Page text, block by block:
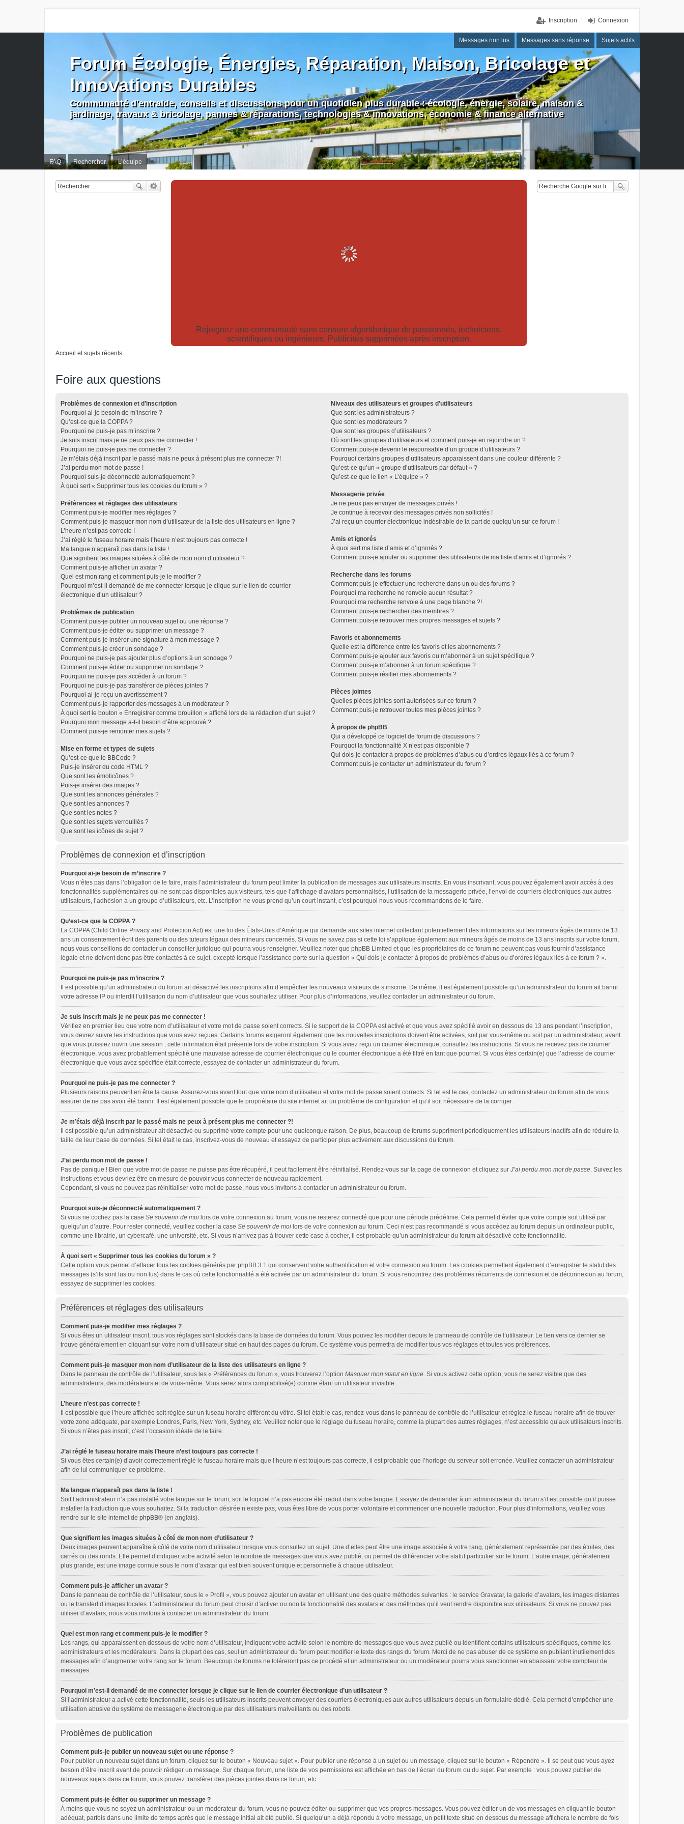
Connexion
Inscription
Messages non lus Messages sans réponse Sujets actifs
FAQ Rechercher L’équipe
Forum Écologie, Énergies, Réparation, Maison, Bricolage et
Innovations Durables
Communauté d'entraide, conseils et discussions pour un quotidien plus durable : écologie, énergie, solaire, maison &
jardinage, travaux & bricolage, pannes & réparations, technologies & innovations, économie & finance alternative
Rejoignez une communauté sans censure algorithmique de passionnés, techniciens,
scientifiques ou ingénieurs. Publicités supprimées après inscription.
Accueil et sujets récents
Foire aux questions
Problèmes de connexion et d’inscription
Pourquoi ai-je besoin de m’inscrire ?
Qu’est-ce que la COPPA ?
Pourquoi ne puis-je pas m’inscrire ?
Je suis inscrit mais je ne peux pas me connecter !
Pourquoi ne puis-je pas me connecter ?
Je m’étais déjà inscrit par le passé mais ne peux à présent plus me connecter ?!
J’ai perdu mon mot de passe !
Pourquoi suis-je déconnecté automatiquement ?
À quoi sert « Supprimer tous les cookies du forum » ?
Préférences et réglages des utilisateurs
Comment puis-je modifier mes réglages ?
Comment puis-je masquer mon nom d’utilisateur de la liste des utilisateurs en ligne ?
L’heure n’est pas correcte !
J’ai réglé le fuseau horaire mais l’heure n’est toujours pas correcte !
Ma langue n’apparaît pas dans la liste !
Que signifient les images situées à côté de mon nom d’utilisateur ?
Comment puis-je afficher un avatar ?
Quel est mon rang et comment puis-je le modifier ?
Pourquoi m’est-il demandé de me connecter lorsque je clique sur le lien de courrier
électronique d’un utilisateur ?
Problèmes de publication
Comment puis-je publier un nouveau sujet ou une réponse ?
Comment puis-je éditer ou supprimer un message ?
Comment puis-je insérer une signature à mon message ?
Comment puis-je créer un sondage ?
Pourquoi ne puis-je pas ajouter plus d’options à un sondage ?
Comment puis-je éditer ou supprimer un sondage ?
Pourquoi ne puis-je pas accéder à un forum ?
Pourquoi ne puis-je pas transférer de pièces jointes ?
Pourquoi ai-je reçu un avertissement ?
Comment puis-je rapporter des messages à un modérateur ?
À quoi sert le bouton « Enregistrer comme brouillon » affiché lors de la rédaction d’un sujet ?
Pourquoi mon message a-t-il besoin d’être approuvé ?
Comment puis-je remonter mes sujets ?
Mise en forme et types de sujets
Qu’est-ce que le BBCode ?
Puis-je insérer du code HTML ?
Que sont les émoticônes ?
Puis-je insérer des images ?
Que sont les annonces générales ?
Que sont les annonces ?
Que sont les notes ?
Que sont les sujets verrouillés ?
Que sont les icônes de sujet ?
Niveaux des utilisateurs et groupes d’utilisateurs
Que sont les administrateurs ?
Que sont les modérateurs ?
Que sont les groupes d’utilisateurs ?
Où sont les groupes d’utilisateurs et comment puis-je en rejoindre un ?
Comment puis-je devenir le responsable d’un groupe d’utilisateurs ?
Pourquoi certains groupes d’utilisateurs apparaissent dans une couleur différente ?
Qu’est-ce qu’un « groupe d’utilisateurs par défaut » ?
Qu’est-ce que le lien « L’équipe » ?
Messagerie privée
Je ne peux pas envoyer de messages privés !
Je continue à recevoir des messages privés non sollicités !
J’ai reçu un courrier électronique indésirable de la part de quelqu’un sur ce forum !
Amis et ignorés
À quoi sert ma liste d’amis et d’ignorés ?
Comment puis-je ajouter ou supprimer des utilisateurs de ma liste d’amis et d’ignorés ?
Recherche dans les forums
Comment puis-je effectuer une recherche dans un ou des forums ?
Pourquoi ma recherche ne renvoie aucun résultat ?
Pourquoi ma recherche renvoie à une page blanche ?!
Comment puis-je rechercher des membres ?
Comment puis-je retrouver mes propres messages et sujets ?
Favoris et abonnements
Quelle est la différence entre les favoris et les abonnements ?
Comment puis-je ajouter aux favoris ou m’abonner à un sujet spécifique ?
Comment puis-je m’abonner à un forum spécifique ?
Comment puis-je résilier mes abonnements ?
Pièces jointes
Quelles pièces jointes sont autorisées sur ce forum ?
Comment puis-je retrouver toutes mes pièces jointes ?
À propos de phpBB
Qui a développé ce logiciel de forum de discussions ?
Pourquoi la fonctionnalité X n’est pas disponible ?
Qui dois-je contacter à propos de problèmes d’abus ou d’ordres légaux liés à ce forum ?
Comment puis-je contacter un administrateur du forum ?
Problèmes de connexion et d’inscription
Pourquoi ai-je besoin de m’inscrire ?
Vous n’êtes pas dans l’obligation de le faire, mais l’administrateur du forum peut limiter la publication de messages aux utilisateurs inscrits. En vous inscrivant, vous pouvez également avoir accès à des
fonctionnalités supplémentaires qui ne sont pas disponibles aux visiteurs, tels que l’affichage d’avatars personnalisés, l’utilisation de la messagerie privée, l’envoi de courriers électroniques aux autres
utilisateurs, l’adhésion à un groupe d’utilisateurs, etc. L’inscription ne vous prend qu’un court instant, c’est pourquoi nous vous recommandons de le faire.
Qu’est-ce que la COPPA ?
La COPPA (Child Online Privacy and Protection Act) est une loi des États-Unis d’Amérique qui demande aux sites internet collectant potentiellement des informations sur les mineurs âgés de moins de 13
ans un consentement écrit des parents ou des tuteurs légaux des mineurs concernés. Si vous ne savez pas si cette loi s’applique également aux mineurs âgés de moins de 13 ans inscrits sur votre forum,
nous vous conseillons de contacter un conseiller juridique qui pourra vous renseigner. Veuillez noter que phpBB Limited et que les propriétaires de ce forum ne peuvent pas vous fournir d’assistance
légale et ne doivent donc pas être contactés à ce sujet, excepté lorsque l’assistance porte sur la question « Qui dois-je contacter à propos de problèmes d’abus ou d’ordres légaux liés à ce forum ? ».
Pourquoi ne puis-je pas m’inscrire ?
Il est possible qu’un administrateur du forum ait désactivé les inscriptions afin d’empêcher les nouveaux visiteurs de s’inscrire. De même, il est également possible qu’un administrateur du forum ait banni
votre adresse IP ou interdit l’utilisation du nom d’utilisateur que vous souhaitez utiliser. Pour plus d’informations, veuillez contacter un administrateur du forum.
Je suis inscrit mais je ne peux pas me connecter !
Vérifiez en premier lieu que votre nom d’utilisateur et votre mot de passe soient corrects. Si le support de la COPPA est activé et que vous avez spécifié avoir en dessous de 13 ans pendant l’inscription,
vous devrez suivre les instructions que vous avez reçues. Certains forums exigeront également que les nouvelles inscriptions doivent être activées, soit par vous-même ou soit par un administrateur, avant
que vous puissiez ouvrir une session ; cette information était présente lors de votre inscription. Si vous aviez reçu un courrier électronique, consultez les instructions. Si vous ne recevez pas de courrier
électronique, vous avez probablement spécifié une mauvaise adresse de courrier électronique ou le courrier électronique a été filtré en tant que pourriel. Si vous êtes certain(e) que l’adresse de courrier
électronique que vous avez spécifiée était correcte, essayez de contacter un administrateur du forum.
Pourquoi ne puis-je pas me connecter ?
Plusieurs raisons peuvent en être la cause. Assurez-vous avant tout que votre nom d’utilisateur et votre mot de passe soient corrects. Si tel est le cas, contactez un administrateur du forum afin de vous
assurer de ne pas avoir été banni. Il est également possible que le propriétaire du site internet ait un problème de configuration et qu’il soit nécessaire de la corriger.
Je m’étais déjà inscrit par le passé mais ne peux à présent plus me connecter ?!
Il est possible qu’un administrateur ait désactivé ou supprimé votre compte pour une quelconque raison. De plus, beaucoup de forums suppriment périodiquement les utilisateurs inactifs afin de réduire la
taille de leur base de données. Si tel était le cas, inscrivez-vous de nouveau et essayez de participer plus activement aux discussions du forum.
J’ai perdu mon mot de passe !
Pas de panique ! Bien que votre mot de passe ne puisse pas être récupéré, il peut facilement être réinitialisé. Rendez-vous sur la page de connexion et cliquez sur J’ai perdu mon mot de passe. Suivez les
instructions et vous devriez être en mesure de pouvoir vous connecter de nouveau rapidement.
Cependant, si vous ne pouvez pas réinitialiser votre mot de passe, nous vous invitons à contacter un administrateur du forum.
Pourquoi suis-je déconnecté automatiquement ?
Si vous ne cochez pas la case Se souvenir de moi lors de votre connexion au forum, vous ne resterez connecté que pour une période prédéfinie. Cela permet d’éviter que votre compte soit utilisé par
quelqu’un d’autre. Pour rester connecté, veuillez cocher la case Se souvenir de moi lors de votre connexion au forum. Ceci n’est pas recommandé si vous accédez au forum depuis un ordinateur public,
comme une librairie, un cybercafé, une université, etc. Si vous n’arrivez pas à trouver cette case à cocher, il est probable qu’un administrateur du forum ait désactivé cette fonctionnalité.
À quoi sert « Supprimer tous les cookies du forum » ?
Cette option vous permet d’effacer tous les cookies générés par phpBB 3.1 qui conservent votre authentification et votre connexion au forum. Les cookies permettent également d’enregistrer le statut des
messages (s’ils sont lus ou non lus) dans le cas où cette fonctionnalité a été activée par un administrateur du forum. Si vous rencontrez des problèmes récurrents de connexion et de déconnexion au forum,
essayez de supprimer les cookies.
Préférences et réglages des utilisateurs
Comment puis-je modifier mes réglages ?
Si vous êtes un utilisateur inscrit, tous vos réglages sont stockés dans la base de données du forum. Vous pouvez les modifier depuis le panneau de contrôle de l’utilisateur. Le lien vers ce dernier se
trouve généralement en cliquant sur votre nom d’utilisateur situé en haut des pages du forum. Ce système vous permettra de modifier tous vos réglages et toutes vos préférences.
Comment puis-je masquer mon nom d’utilisateur de la liste des utilisateurs en ligne ?
Dans le panneau de contrôle de l’utilisateur, sous les « Préférences du forum », vous trouverez l’option Masquer mon statut en ligne. Si vous activez cette option, vous ne serez visible que des
administrateurs, des modérateurs et de vous-même. Vous serez alors comptabilisé(e) comme étant un utilisateur invisible.
L’heure n’est pas correcte !
Il est possible que l’heure affichée soit réglée sur un fuseau horaire différent du vôtre. Si tel était le cas, rendez-vous dans le panneau de contrôle de l’utilisateur et réglez le fuseau horaire afin de trouver
votre zone adéquate, par exemple Londres, Paris, New York, Sydney, etc. Veuillez noter que le réglage du fuseau horaire, comme la plupart des autres réglages, n’est accessible qu’aux utilisateurs inscrits.
Si vous n’êtes pas inscrit, c’est l’occasion idéale de le faire.
J’ai réglé le fuseau horaire mais l’heure n’est toujours pas correcte !
Si vous êtes certain(e) d’avoir correctement réglé le fuseau horaire mais que l’heure n’est toujours pas correcte, il est probable que l’horloge du serveur soit erronée. Veuillez contacter un administrateur
afin de lui communiquer ce problème.
Ma langue n’apparaît pas dans la liste !
Soit l’administrateur n’a pas installé votre langue sur le forum, soit le logiciel n’a pas encore été traduit dans votre langue. Essayez de demander à un administrateur du forum s’il est possible qu’il puisse
installer la traduction que vous souhaitez. Si la traduction désirée n’existe pas, vous êtes libre de vous porter volontaire et commencer une nouvelle traduction. Pour plus d’informations, veuillez vous
rendre sur le site internet de phpBB® (en anglais).
Que signifient les images situées à côté de mon nom d’utilisateur ?
Deux images peuvent apparaître à côté de votre nom d’utilisateur lorsque vous consultez un sujet. Une d’elles peut être une image associée à votre rang, généralement représentée par des étoiles, des
carrés ou des ronds. Elle permet d’indiquer votre activité selon le nombre de messages que vous avez publié, ou permet de différencier votre statut particulier sur le forum. L’autre image, généralement
plus grande, est une image connue sous le nom d’avatar qui est bien souvent unique et personnelle à chaque utilisateur.
Comment puis-je afficher un avatar ?
Dans le panneau de contrôle de l’utilisateur, sous le « Profil », vous pouvez ajouter un avatar en utilisant une des quatre méthodes suivantes : le service Gravatar, la galerie d’avatars, les images distantes
ou le transfert d’images locales. L’administrateur du forum peut choisir d’activer ou non la fonctionnalité des avatars et des méthodes qu’il veut rendre disponible aux utilisateurs. Si vous ne pouvez pas
utiliser d’avatars, nous vous invitons à contacter un administrateur du forum.
Quel est mon rang et comment puis-je le modifier ?
Les rangs, qui apparaissent en dessous de votre nom d’utilisateur, indiquent votre activité selon le nombre de messages que vous avez publié ou identifient certains utilisateurs spécifiques, comme les
administrateurs et les modérateurs. Dans la plupart des cas, seul un administrateur du forum peut modifier le texte des rangs du forum. Merci de ne pas abuser de ce système en publiant inutilement des
messages afin d’augmenter votre rang sur le forum. Beaucoup de forums ne toléreront pas ce procédé et un administrateur ou un modérateur pourra vous sanctionner en abaissant votre compteur de
messages.
Pourquoi m’est-il demandé de me connecter lorsque je clique sur le lien de courrier électronique d’un utilisateur ?
Si l’administrateur a activé cette fonctionnalité, seuls les utilisateurs inscrits peuvent envoyer des courriers électroniques aux autres utilisateurs depuis un formulaire dédié. Cela permet d’empêcher une
utilisation abusive du système de messagerie électronique par des utilisateurs malveillants ou des robots.
Problèmes de publication
Comment puis-je publier un nouveau sujet ou une réponse ?
Pour publier un nouveau sujet dans un forum, cliquez sur le bouton « Nouveau sujet ». Pour publier une réponse à un sujet ou un message, cliquez sur le bouton « Répondre ». Il se peut que vous ayez
besoin d’être inscrit avant de pouvoir rédiger un message. Sur chaque forum, une liste de vos permissions est affichée en bas de l’écran du forum ou du sujet. Par exemple : vous pouvez publier de
nouveaux sujets dans ce forum, vous pouvez transférer des pièces jointes dans ce forum, etc.
Comment puis-je éditer ou supprimer un message ?
À moins que vous ne soyez un administrateur ou un modérateur du forum, vous ne pouvez éditer ou supprimer que vos propres messages. Vous pouvez éditer un de vos messages en cliquant le bouton
adéquat, parfois dans une limite de temps après que le message initial ait été publié. Si quelqu’un a déjà répondu à votre message, un petit texte situé en dessous du message affichera le nombre de fois